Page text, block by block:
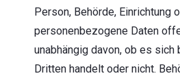
Person, Behörde, Einrichtung
personenbezogene Daten
unabhängig davon, ob es sich
Dritten handelt oder nicht.